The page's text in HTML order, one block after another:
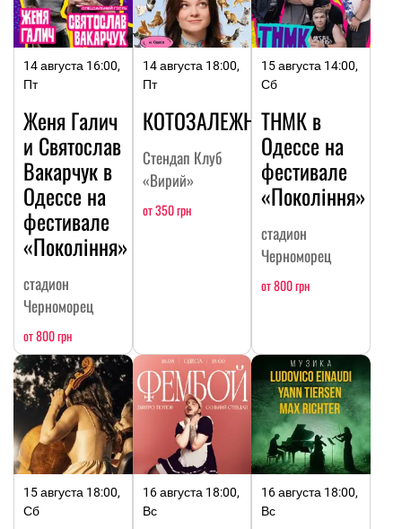
14 августа 16:00,
Пт
Женя Галич
и Святослав
Вакарчук в
Одессе на
фестивале
«Покоління»
стадион
Черноморец
от 800 грн
14 августа 18:00,
Пт
КОТОЗАЛЕЖНОСТЬ
Стендап Клуб
«Вирий»
от 350 грн
15 августа 14:00,
Сб
ТНМК в
Одессе на
фестивале
«Покоління»
стадион
Черноморец
от 800 грн
15 августа 18:00,
Сб
16 августа 18:00,
Вс
16 августа 18:00,
Вс